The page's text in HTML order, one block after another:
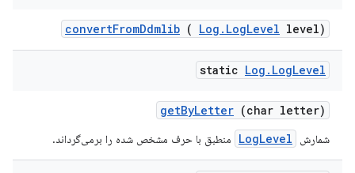
convertFromDdmlib ( Log . LogLevel level)
static Log . LogLevel
getByLetter (char letter)
شمارش LogLevel منطبق با حرف مشخص شده را برمی‌گرداند.